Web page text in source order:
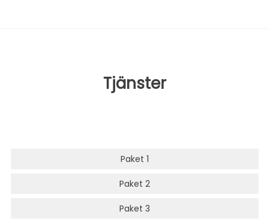
Tjänster
Paket 1
Paket 2
Paket 3